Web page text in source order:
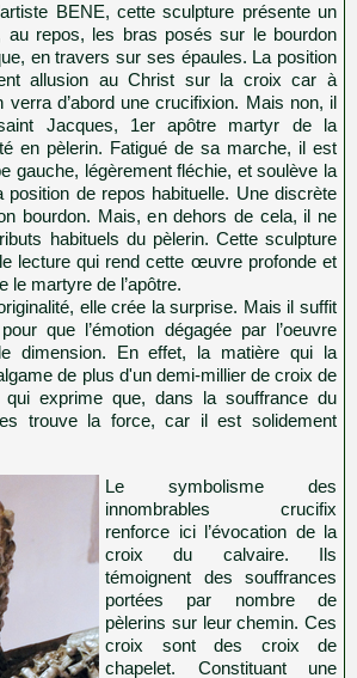
BENE, cette sculpture présente un
au repos, les bras posés sur le bourdon
en travers sur ses épaules. La position
allusion au Christ sur la croix car à
verra d’abord une crucifixion. Mais non, il
Jacques, 1er apôtre martyr de la
en pèlerin. Fatigué de sa marche, il est
gauche, légèrement fléchie, et soulève la
position de repos habituelle. Une discrète
bourdon. Mais, en dehors de cela, il ne
habituels du pèlerin. Cette sculpture
lecture qui rend cette œuvre profonde et
le martyre de l’apôtre.
elle crée la surprise. Mais il suffit
que l’émotion dégagée par l’oeuvre
dimension. En effet, la matière qui la
de plus d'un demi-millier de croix de
qui exprime que, dans la souffrance du
trouve la force, car il est solidement
Le symbolisme des
innombrables crucifix
renforce ici l’évocation de la
croix du calvaire. Ils
témoignent des souffrances
portées par nombre de
pèlerins sur leur chemin. Ces
croix sont des croix de
chapelet. Constituant une